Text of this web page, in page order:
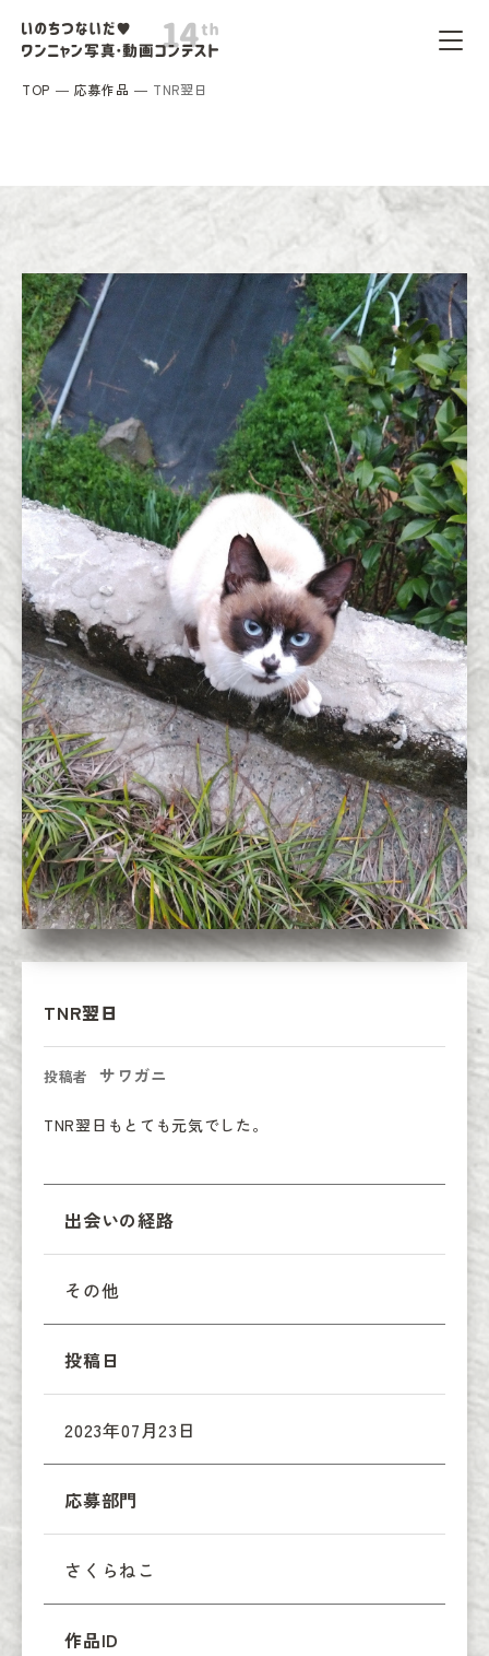
TOP 応募作品 TNR翌日
TNR翌日
投稿者 サワガニ
TNR翌日もとても元気でした。
出会いの経路
その他
投稿日
2023年07月23日
応募部門
さくらねこ
作品ID